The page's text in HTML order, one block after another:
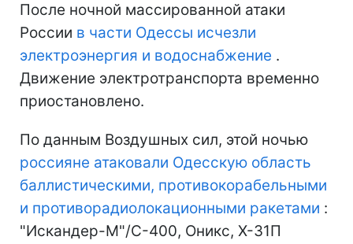
После ночной массированной атаки
России в части Одессы исчезли
электроэнергия и водоснабжение .
Движение электротранспорта временно
приостановлено.
По данным Воздушных сил, этой ночью
россияне атаковали Одесскую область
баллистическими, противокорабельными
и противорадиолокационными ракетами :
"Искандер-М"/С-400, Оникс, Х-31П